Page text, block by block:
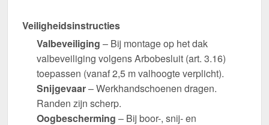
Veiligheidsinstructies
Valbeveiliging – Bij montage op het dak
valbeveiliging volgens Arbobesluit (art. 3.16)
toepassen (vanaf 2,5 m valhoogte verplicht).
Snijgevaar– Werkhandschoenen dragen.
Randen zijn scherp.
Oogbescherming – Bij boor-, snij- en